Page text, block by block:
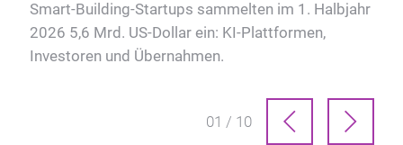
Smart-Building-Startups sammelten im 1. Halbjahr
2026 5,6 Mrd. US-Dollar ein: KI-Plattformen,
Investoren und Übernahmen.
01 / 10